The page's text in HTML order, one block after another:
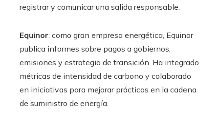
registrar y comunicar una salida responsable.
Equinor: como gran empresa energética, Equinor
publica informes sobre pagos a gobiernos,
emisiones y estrategia de transición. Ha integrado
métricas de intensidad de carbono y colaborado
en iniciativas para mejorar prácticas en la cadena
de suministro de energía.